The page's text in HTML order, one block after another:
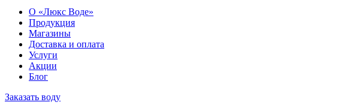
О «Люкс Воде»
Продукция
Магазины
Доставка и оплата
Услуги
Акции
Блог
Заказать воду